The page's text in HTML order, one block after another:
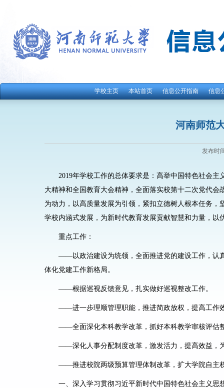
学校主页 本站首页 信息公开指南 信息
河南师范
发布时
2019年学校工作的总体要求是：高举中国特色社会
大精神和全国教育大会精神，全面落实校第十二次党代
为动力，以高质量发展为引领，紧扣立德树人根本任务
学校内涵式发展，为新时代教育发展贡献智慧和力量，以
重点工作：
——以政治建设为统领，全面推进党的建设工作，认
体化党建工作新格局。
——根据巡视反馈意见，扎实做好巡视整改工作。
——进一步理顺管理职能，推进简政放权，提高工作
——全面深化本科教学改革，抓好本科教学审核评估
——深化人事分配制度改革，激发活力，提高效益，
——推进校院两级预算管理体制改革，扩大学院自主
一、深入学习贯彻习近平新时代中国特色社会主义思